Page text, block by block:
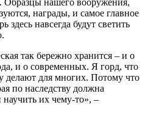
награды, и самое главное
здесь навсегда будут светить
так бережно хранится – и о
и о современных. Я горд, что
делают для многих. Потому что
по наследству должна
их чему-то», –